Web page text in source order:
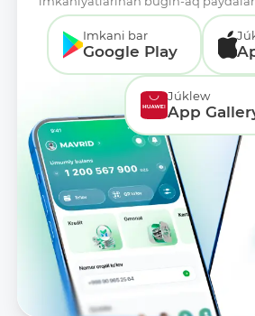
Imkani bar
Google Play
Júklew
App